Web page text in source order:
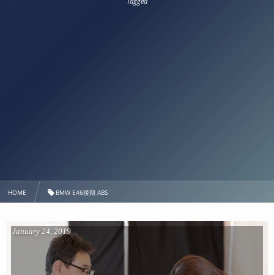
HOME BMW E46後期 ABS
January 24, 2019